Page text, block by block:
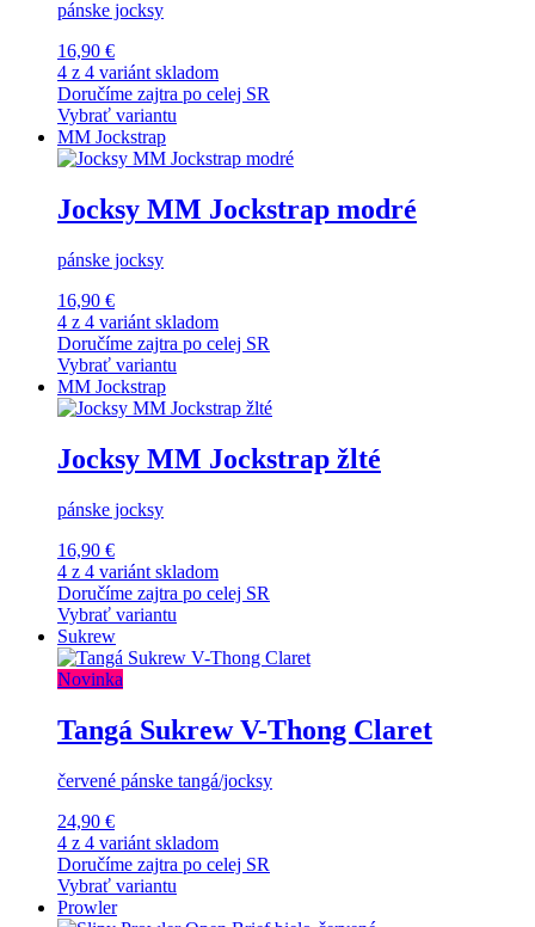
pánske jocksy
16,90 €
4 z 4 variánt skladom
Doručíme zajtra po celej SR
Vybrať variantu
MM Jockstrap
Jocksy MM Jockstrap modré
pánske jocksy
16,90 €
4 z 4 variánt skladom
Doručíme zajtra po celej SR
Vybrať variantu
MM Jockstrap
Jocksy MM Jockstrap žlté
pánske jocksy
16,90 €
4 z 4 variánt skladom
Doručíme zajtra po celej SR
Vybrať variantu
Sukrew
Novinka
Tangá Sukrew V-Thong Claret
červené pánske tangá/jocksy
24,90 €
4 z 4 variánt skladom
Doručíme zajtra po celej SR
Vybrať variantu
Prowler